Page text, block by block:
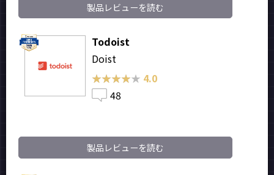
製品レビューを読む
Todoist
Doist
★★★★★
★★★★★ 4.0
48
製品レビューを読む